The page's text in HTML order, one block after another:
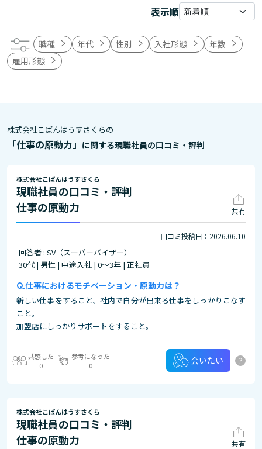
表示順
職種 年代 性別 入社形態
年数
雇用形態
株式会社こぱんはうすさくらの
「仕事の原動力」 に関する現職社員の口コミ・評判
株式会社こぱんはうすさくら
現職社員の口コミ・評判
仕事の原動力
共有
口コミ投稿日：2026.06.10
回答者 : SV（スーパーバイザー）
30代 | 男性 | 中途入社 | 0～3年 | 正社員
仕事におけるモチベーション・原動力は？
新しい仕事をすること、社内で自分が出来る仕事をしっかりこなす
こと。
加盟店にしっかりサポートをすること。
共感した
0
参考になった
0
会いたい ?
株式会社こぱんはうすさくら
現職社員の口コミ・評判
仕事の原動力
共有